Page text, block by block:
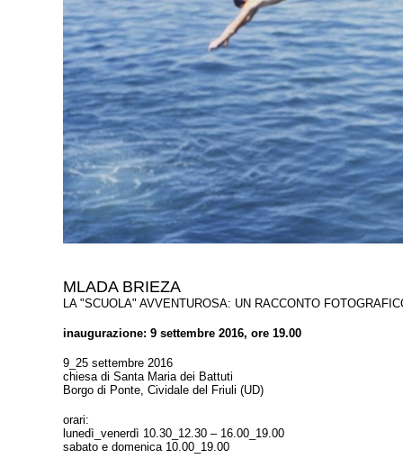
MLADA BRIEZA
LA "SCUOLA" AVVENTUROSA: UN RACCONTO
inaugurazione: 9 settembre 2016, ore 19.00
9_25 settembre 2016
chiesa di Santa Maria dei Battuti
Borgo di Ponte, Cividale del Friuli (UD)
orari:
lunedì_venerdì 10.30_12.30 – 16.00_19.00
sabato e domenica 10.00_19.00